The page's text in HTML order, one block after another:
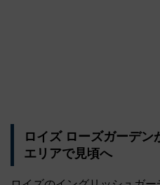
ロイズ ローズガーデン
エリアで見頃へ